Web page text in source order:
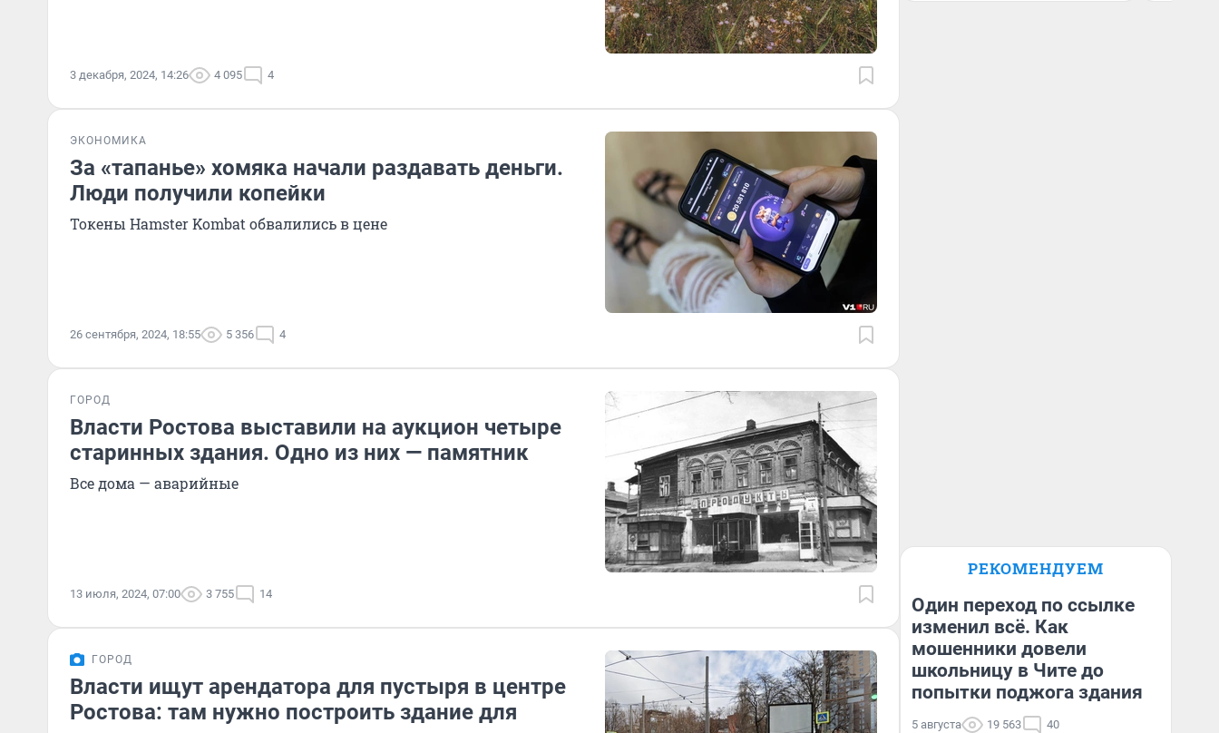
3 декабря, 2024, 14:26 4 095 4
ЭКОНОМИКА
За «тапанье» хомяка начали раздавать деньги.
Люди получили копейки
Токены Hamster Kombat обвалились в цене
26 сентября, 2024, 18:55 5 356 4
ГОРОД
Власти Ростова выставили на аукцион четыре
старинных здания. Одно из них — памятник
Все дома — аварийные
13 июля, 2024, 07:00 3 755 14
ГОРОД
Власти ищут арендатора для пустыря в центре
Ростова: там нужно построить здание для
РЕКОМЕНДУЕМ
Один переход по ссылке
изменил всё. Как
мошенники довели
школьницу в Чите до
попытки поджога здания
5 августа 19 563 40